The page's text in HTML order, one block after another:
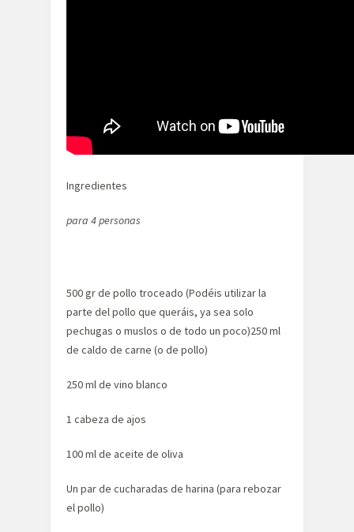
Ingredientes
para 4 personas
500 gr de pollo troceado (Podéis utilizar la
parte del pollo que queráis, ya sea solo
pechugas o muslos o de todo un poco)250 ml
de caldo de carne (o de pollo)
250 ml de vino blanco
1 cabeza de ajos
100 ml de aceite de oliva
Un par de cucharadas de harina (para rebozar
el pollo)